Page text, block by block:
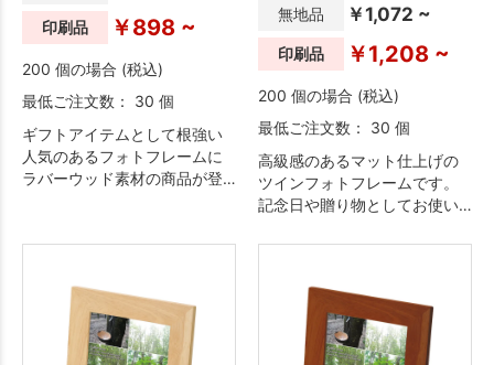
印刷品 ￥898 ~
200 個の場合 (税込)
最低ご注文数： 30 個
ギフトアイテムとして根強い
人気のあるフォトフレームに
ラバーウッド素材の商品が登
案できる商品です。素材のゴ
貨にも使われる木材で、天然
ゴム採取後の廃材を再利用し
ているエコアイテムです。ま
た、ゴムの木の花言葉は永久
無地品 ￥1,072 ~
印刷品 ￥1,208 ~
200 個の場合 (税込)
最低ご注文数： 30 個
高級感のあるマット仕上げの
ツインフォトフレームです。
記念日や贈り物としてお使い